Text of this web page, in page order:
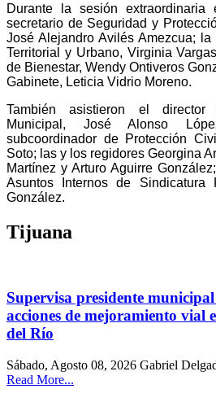
Durante la sesión extraordinaria
secretario de Seguridad y
José Alejandro Avilés Amezcua;
Territorial y Urbano, Virginia
de Bienestar, Wendy Ontiveros
Gabinete, Leticia Vidrio Moreno.
También asistieron el
Municipal, José Alonso
subcoordinador de Protección
Soto; las y los regidores Georgina
Martínez y Arturo Aguirre
Asuntos Internos de Sindicatura
González.
Tijuana
Supervisa presidente
acciones de mejoramiento vial
del Río
Sábado, Agosto 08, 2026 Gabriel
Read More...